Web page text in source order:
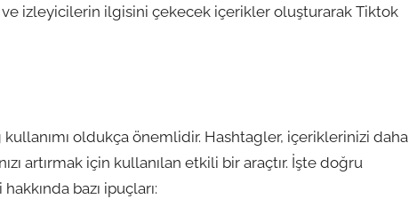
ve izleyicilerin ilgisini çekecek içerikler oluşturarak Tiktok
oldukça önemlidir. Hashtagler, içeriklerinizi daha
artırmak için kullanılan etkili bir araçtır. İşte doğru
bazı ipuçları: